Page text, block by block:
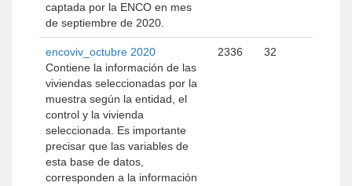
captada por la ENCO en mes
de septiembre de 2020.
encoviv_octubre 2020
Contiene la información de las
viviendas seleccionadas por la
muestra según la entidad, el
control y la vivienda
seleccionada. Es importante
precisar que las variables de
esta base de datos,
corresponden a la información
2336 32